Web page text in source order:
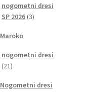
nogometni dresi
SP 2026 33
Maroko
nogometni dresi
2121
Nogometni dresi